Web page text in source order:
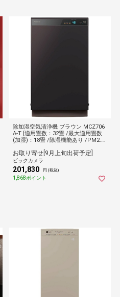
除加湿空気清浄機 ブラウン MCZ706
A-T [適用畳数：32畳 /最大適用畳数
(加湿)：18畳 /除湿機能あり /PM2.5
お取り寄せ[9月上旬出荷予定]
ビックカメラ
201,830 円 (税込)
1,868ポイント